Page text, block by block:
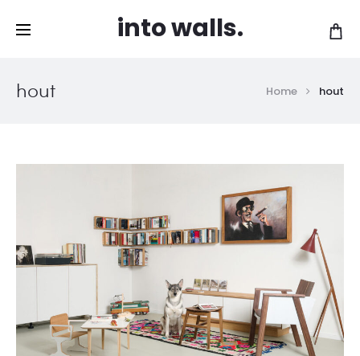
Gratis levering vanaf 120 EUR in België en
Nederland!
into walls.
hout Home hout